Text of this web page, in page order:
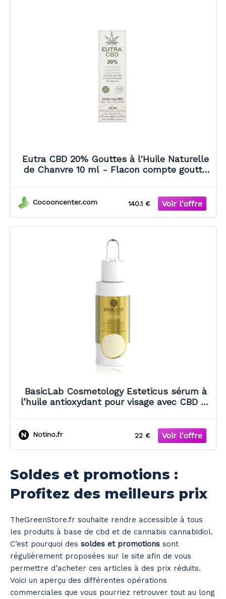
Eutra CBD 20% Gouttes à l'Huile Naturelle
de Chanvre 10 ml - Flacon compte goutte
Cocooncenter.com 140.1 €
BasicLab Cosmetology Esteticus sérum à
l’huile antioxydant pour visage avec CBD 30
Notino.fr 22 €
Soldes et promotions :
Profitez des meilleurs prix
TheGreenStore.fr souhaite rendre accessible à tous
les produits à base de cbd et de cannabis cannabidiol.
C’est pourquoi des soldes et promotions sont
régulièrement proposées sur le site afin de vous
permettre d’acheter ces articles à des prix réduits.
Voici un aperçu des différentes opérations
commerciales que vous pourriez retrouver tout au long